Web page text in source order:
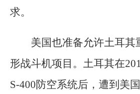
求。
美国也准备允许土耳其
形战斗机项目。土耳其在
S-400防空系统后，遭到美